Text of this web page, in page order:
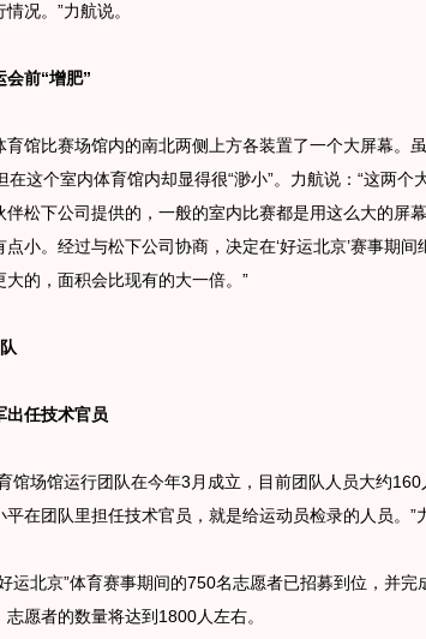
况。”力航说。
会前“增肥”
比赛场馆内的南北两侧上方各装置了一个大屏幕。
在这个室内体育馆内却显得很“渺小”。力航说：“这两个
伴松下公司提供的，一般的室内比赛都是用这么大的屏
点小。经过与松下公司协商，决定在‘好运北京’赛事期间
大的，面积会比现有的大一倍。”
任技术官员
场馆运行团队在今年3月成立，目前团队人员大约160
在团队里担任技术官员，就是给运动员检录的人员。”
北京”体育赛事期间的750名志愿者已招募到位，并完
愿者的数量将达到1800人左右。